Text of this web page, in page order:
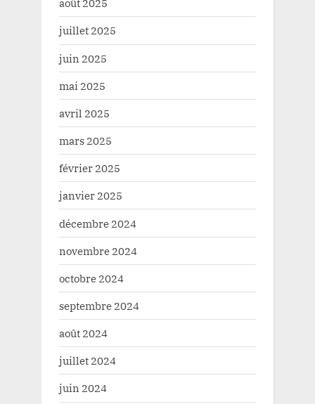
août 2025
juillet 2025
juin 2025
mai 2025
avril 2025
mars 2025
février 2025
janvier 2025
décembre 2024
novembre 2024
octobre 2024
septembre 2024
août 2024
juillet 2024
juin 2024